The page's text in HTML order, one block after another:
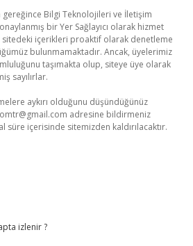
gereğince Bilgi Teknolojileri ve İletişim
bir Yer Sağlayıcı olarak hizmet
içerikleri proaktif olarak denetleme
bulunmamaktadır. Ancak, üyelerimiz
taşımakta olup, siteye üye olarak
sayılırlar.
aykırı olduğunu düşündüğünüz
adresine bildirmeniz
süre içerisinde sitemizden kaldırılacaktır.
izlenir ?